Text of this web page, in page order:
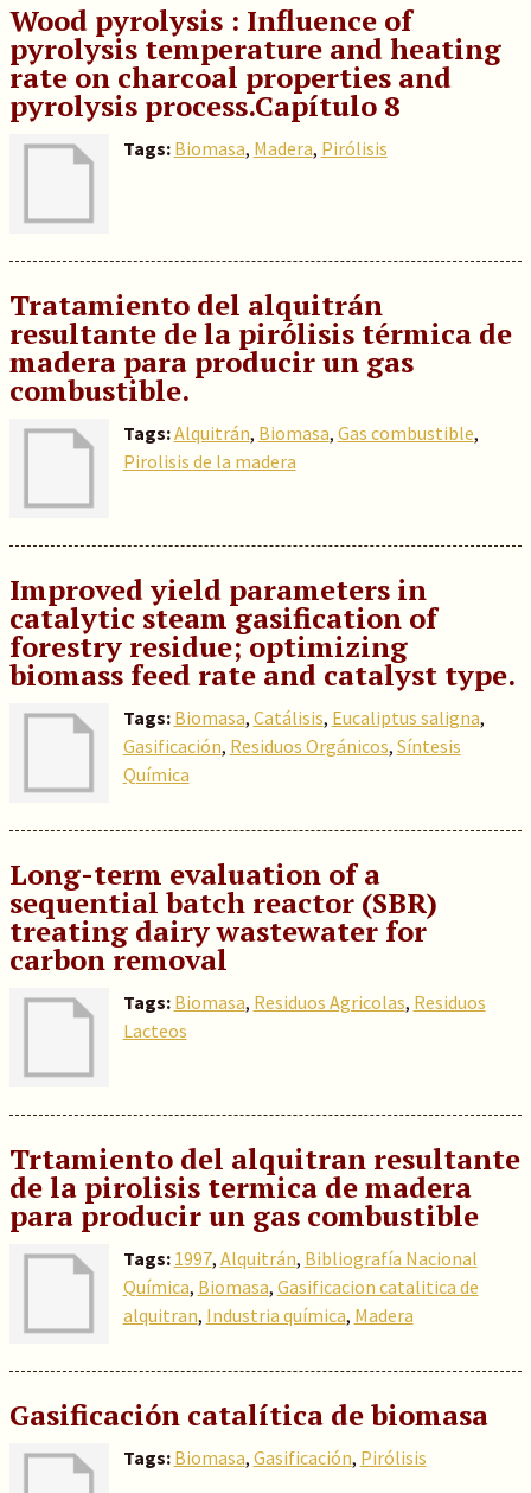
Wood pyrolysis : Influence of
pyrolysis temperature and heating
rate on charcoal properties and
pyrolysis process.Capítulo 8
Tags: Biomasa, Madera, Pirólisis
Tratamiento del alquitrán
resultante de la pirólisis térmica de
madera para producir un gas
combustible.
Tags:Alquitrán, Biomasa, Gas combustible,
Pirolisis de la madera
Improved yield parameters in
catalytic steam gasification of
forestry residue; optimizing
biomass feed rate and catalyst type.
Tags: Biomasa, Catálisis, Eucaliptus saligna,
Gasificación, Residuos Orgánicos, Síntesis
Química
Long-term evaluation of a
sequential batch reactor (SBR)
treating dairy wastewater for
carbon removal
Tags: Biomasa, Residuos Agricolas, Residuos
Lacteos
Trtamiento del alquitran resultante
de la pirolisis termica de madera
para producir un gas combustible
Tags: 1997, Alquitrán, Bibliografía Nacional
Química, Biomasa, Gasificacion catalitica de
alquitran, Industria química, Madera
Gasificación catalítica de biomasa
Tags: Biomasa, Gasificación, Pirólisis